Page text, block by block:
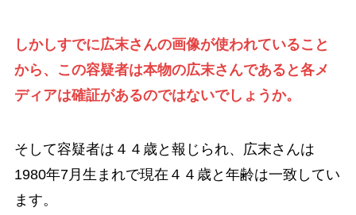
しかしすでに広末さんの画像が使われていること
から、この容疑者は本物の広末さんであると各メ
ディアは確証があるのではないでしょうか。
そして容疑者は４４歳と報じられ、広末さんは
1980年7月生まれで現在４４歳と年齢は一致してい
ます。